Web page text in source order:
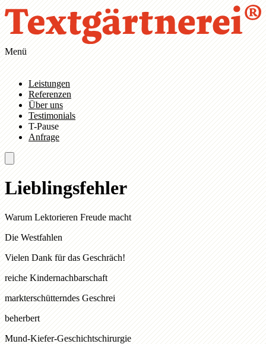
Zum Hauptinhalt springen
Zur Navigation springen
Menü
Leistungen
Referenzen
Über uns
Testimonials
T-Pause
Anfrage
Lieblingsfehler
Warum Lektorieren Freude macht
Die Westfahlen
Vielen Dank für das Geschräch!
reiche Kindernachbarschaft
markterschütterndes Geschrei
beherbert
Mund-Kiefer-Geschichtschirurgie